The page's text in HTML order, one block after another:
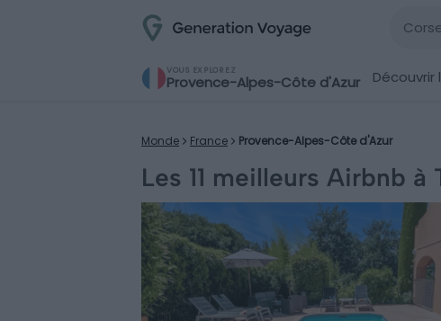
VOUS EXPLOREZ
Provence-Alpes-Côte d'Azur
Monde France Provence-Alpes-Côte d'Azur
Les 11 meilleurs Airbnb